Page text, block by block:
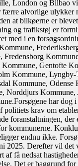
London og Bilbao
alvorlige ulykker
at bilkøerne er
og trafikstøj er
med i en
Kommune, Gentofte
Kommune,
Kommune, Odense
Norddjurs
har dog
politiets krav om
foranstaltningen, der
kommunerne.
endnu ikke.
2025. Derefter vil det
af få nedsat
Det er baggrund